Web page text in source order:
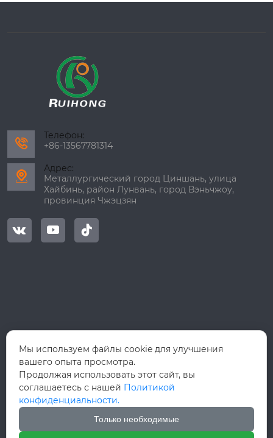

Телефон:
+86-13567781314

Адрес:
Металлургический город Циншань, улица
Хайбинь, район Лунвань, город Вэньчжоу,
провинция Чжэцзян
  
Мы используем файлы cookie для улучшения
вашего опыта просмотра.
Продолжая использовать этот сайт, вы
соглашаетесь с нашей Политикой
конфиденциальности.
Только необходимые